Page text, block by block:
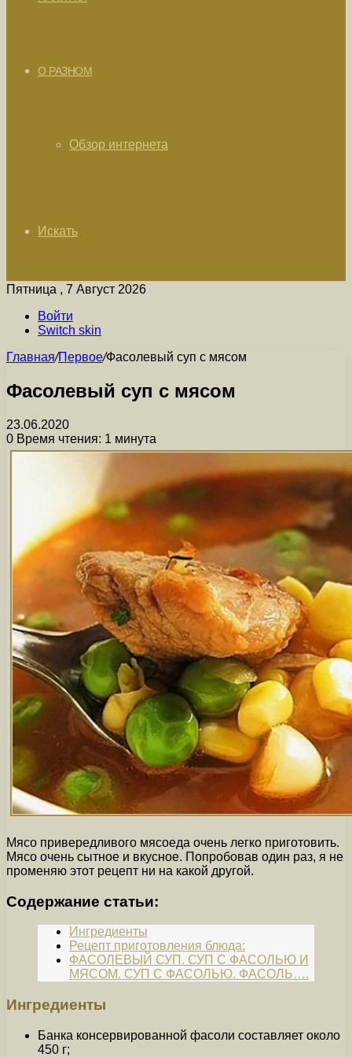
О РАЗНОМ
Обзор интернета
Искать
Пятница , 7 Август 2026
Войти
Switch skin
Главная/Первое/Фасолевый суп с мясом
Фасолевый суп с мясом
23.06.2020
0 Время чтения: 1 минута
Мясо привередливого мясоеда очень легко приготовить.
Мясо очень сытное и вкусное. Попробовав один раз, я не
променяю этот рецепт ни на какой другой.
Содержание статьи:
Ингредиенты
Рецепт приготовления блюда:
ФАСОЛЕВЫЙ СУП. СУП С ФАСОЛЬЮ И
МЯСОМ. СУП С ФАСОЛЬЮ. ФАСОЛЬ….
Ингредиенты
Банка консервированной фасоли составляет около
450 г;